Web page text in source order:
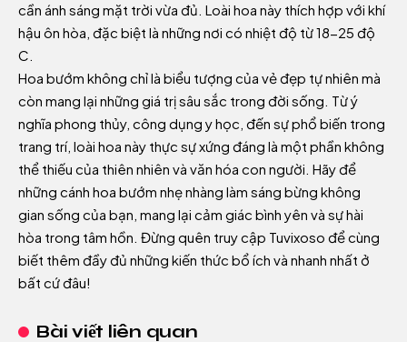
cần ánh sáng mặt trời vừa đủ. Loài hoa này thích hợp với khí
hậu ôn hòa, đặc biệt là những nơi có nhiệt độ từ 18-25 độ
C.
Hoa bướm không chỉ là biểu tượng của vẻ đẹp tự nhiên mà
còn mang lại những giá trị sâu sắc trong đời sống. Từ ý
nghĩa phong thủy, công dụng y học, đến sự phổ biến trong
trang trí, loài hoa này thực sự xứng đáng là một phần không
thể thiếu của thiên nhiên và văn hóa con người. Hãy để
những cánh hoa bướm nhẹ nhàng làm sáng bừng không
gian sống của bạn, mang lại cảm giác bình yên và sự hài
hòa trong tâm hồn. Đừng quên truy cập Tuvixoso để cùng
biết thêm đầy đủ những kiến thức bổ ích và nhanh nhất ở
bất cứ đâu!
Bài viết liên quan